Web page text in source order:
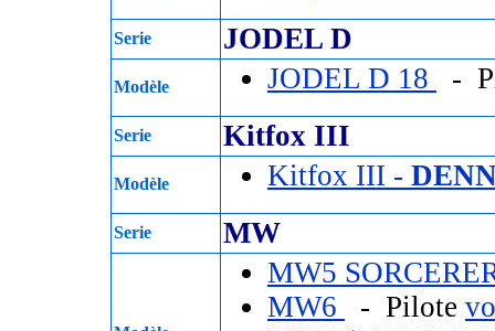
Serie JODEL D
Modèle JODEL D 18 -
Serie Kitfox III
Modèle Kitfox III -
Serie MW
MW5
MW6
- Pilote